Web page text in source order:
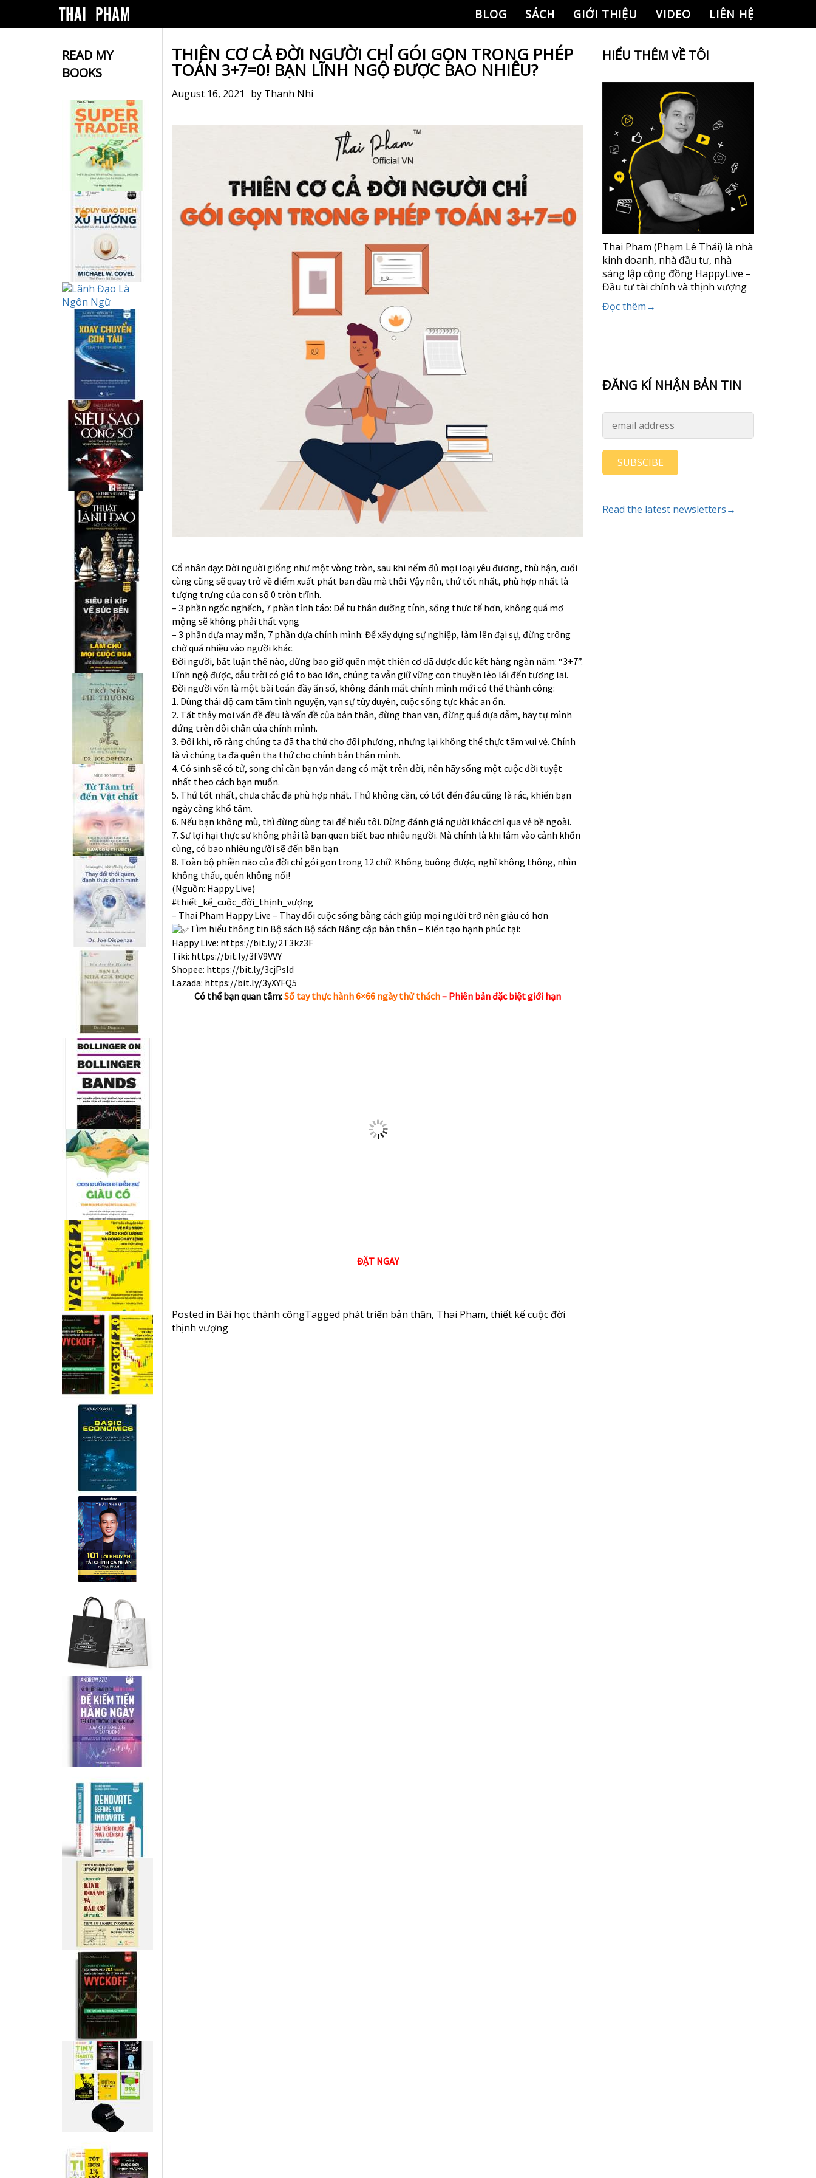
BLOG SÁCH GIỚI THIỆU VIDEO LIÊN HỆ
READ MY
BOOKS
THIÊN CƠ CẢ ĐỜI NGƯỜI CHỈ GÓI GỌN TRONG PHÉP
TOÁN 3+7=0! BẠN LĨNH NGỘ ĐƯỢC BAO NHIÊU?
August 16, 2021 by Thanh Nhi
Cổ nhân dạy: Đời người giống như một vòng tròn, sau khi nếm đủ mọi loại yêu đương, thù hận, cuối
cùng cũng sẽ quay trở về điểm xuất phát ban đầu mà thôi. Vậy nên, thứ tốt nhất, phù hợp nhất là
tượng trưng của con số 0 tròn trĩnh.
– 3 phần ngốc nghếch, 7 phần tỉnh táo: Để tu thân dưỡng tính, sống thực tế hơn, không quá mơ
mộng sẽ không phải thất vọng
– 3 phần dựa may mắn, 7 phần dựa chính mình: Để xây dựng sự nghiệp, làm lên đại sự, đừng trông
chờ quá nhiều vào người khác.
Đời người, bất luận thế nào, đừng bao giờ quên một thiên cơ đã được đúc kết hàng ngàn năm: “3+7”.
Lĩnh ngộ được, dẫu trời có gió to bão lớn, chúng ta vẫn giữ vững con thuyền lèo lái đến tương lai.
Đời người vốn là một bài toán đầy ẩn số, không đánh mất chính mình mới có thể thành công:
1. Dùng thái độ cam tâm tình nguyện, vạn sự tùy duyên, cuộc sống tực khắc an ổn.
2. Tất thảy mọi vấn đề đều là vấn đề của bản thân, đừng than vãn, đừng quá dựa dẫm, hãy tự mình
đứng trên đôi chân của chính mình.
3. Đôi khi, rõ ràng chúng ta đã tha thứ cho đối phương, nhưng lại không thể thực tâm vui vẻ. Chính
là vì chúng ta đã quên tha thứ cho chính bản thân mình.
4. Có sinh sẽ có tử, song chỉ cần bạn vẫn đang có mặt trên đời, nên hãy sống một cuộc đời tuyệt
nhất theo cách bạn muốn.
5. Thứ tốt nhất, chưa chắc đã phù hợp nhất. Thứ không cần, có tốt đến đâu cũng là rác, khiến bạn
ngày càng khổ tâm.
6. Nếu bạn không mù, thì đừng dùng tai để hiểu tôi. Đừng đánh giá người khác chỉ qua vẻ bề ngoài.
7. Sự lợi hại thực sự không phải là bạn quen biết bao nhiêu người. Mà chính là khi lâm vào cảnh khốn
cùng, có bao nhiêu người sẽ đến bên bạn.
8. Toàn bộ phiền não của đời chỉ gói gọn trong 12 chữ: Không buông được, nghĩ không thông, nhìn
không thấu, quên không nổi!
(Nguồn: Happy Live)
#thiết_kế_cuộc_đời_thịnh_vượng
– Thai Pham Happy Live – Thay đổi cuộc sống bằng cách giúp mọi người trở nên giàu có hơn
Tìm hiểu thông tin Bộ sách Bộ sách Nâng cập bản thân – Kiến tạo hạnh phúc tại:
Happy Live: https://bit.ly/2T3kz3F
Tiki: https://bit.ly/3fV9VVY
Shopee: https://bit.ly/3cjPsId
Lazada: https://bit.ly/3yXYFQ5
Có thể bạn quan tâm:Sổ tay thực hành 6×66 ngày thử thách– Phiên bản đặc biệt giới hạn
ĐẶT NGAY
Posted in Bài học thành côngTagged phát triển bản thân, Thai Pham, thiết kế cuộc đời
thịnh vượng
HIỂU THÊM VỀ TÔI
Thai Pham (Phạm Lê Thái) là nhà
kinh doanh, nhà đầu tư, nhà
sáng lập cộng đồng HappyLive –
Đầu tư tài chính và thịnh vượng
Đọc thêm→
ĐĂNG KÍ NHẬN BẢN TIN
SUBSCIBE
Read the latest newsletters→